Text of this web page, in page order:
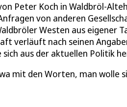
Peter Koch in Waldbröl-
von anderen
Westen aus eigener
verläuft nach seinen
aus der aktuellen Politik
mit den Worten, man wolle